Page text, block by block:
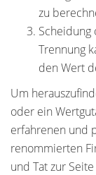
zu
Scheidung
Trennung
den Wert
Um
oder ein
erfahrenen und
renommierten
und Tat zur